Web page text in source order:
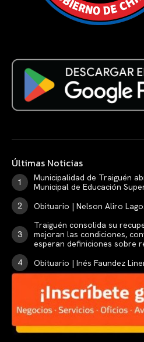
Últimas Noticias
Municipalidad de Traiguén
Municipal de Educación
Obituario | Nelson Aliro
Traiguén consolida su
mejoran las condiciones,
esperan definiciones sobre
Obituario | Inés Faundez